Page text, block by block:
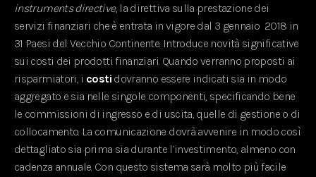
instruments directive, la direttiva sulla prestazione dei
servizi finanziari che è entrata in vigore dal 3 gennaio 2018 in
31 Paesi del Vecchio Continente. Introduce novità significative
sui costi dei prodotti finanziari. Quando verranno proposti ai
risparmiatori, i costidovranno essere indicati sia in modo
aggregato e sia nelle singole componenti, specificando bene
le commissioni di ingresso e di uscita, quelle di gestione o di
collocamento. La comunicazione dovrà avvenire in modo così
dettagliato sia prima sia durante l’investimento, almeno con
cadenza annuale. Con questo sistema sarà molto più facile